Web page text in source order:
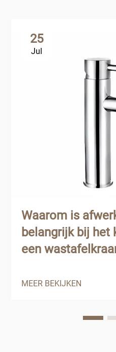
25
Jul
Waarom is
belangrijk bij het
een
MEER BEKIJKEN